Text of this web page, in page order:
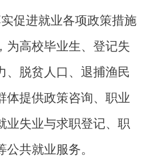
促进就业各项政策措施
为高校毕业生、登记失
、脱贫人口、退捕渔民
体提供政策咨询、职业
业失业与求职登记、职
共就业服务。